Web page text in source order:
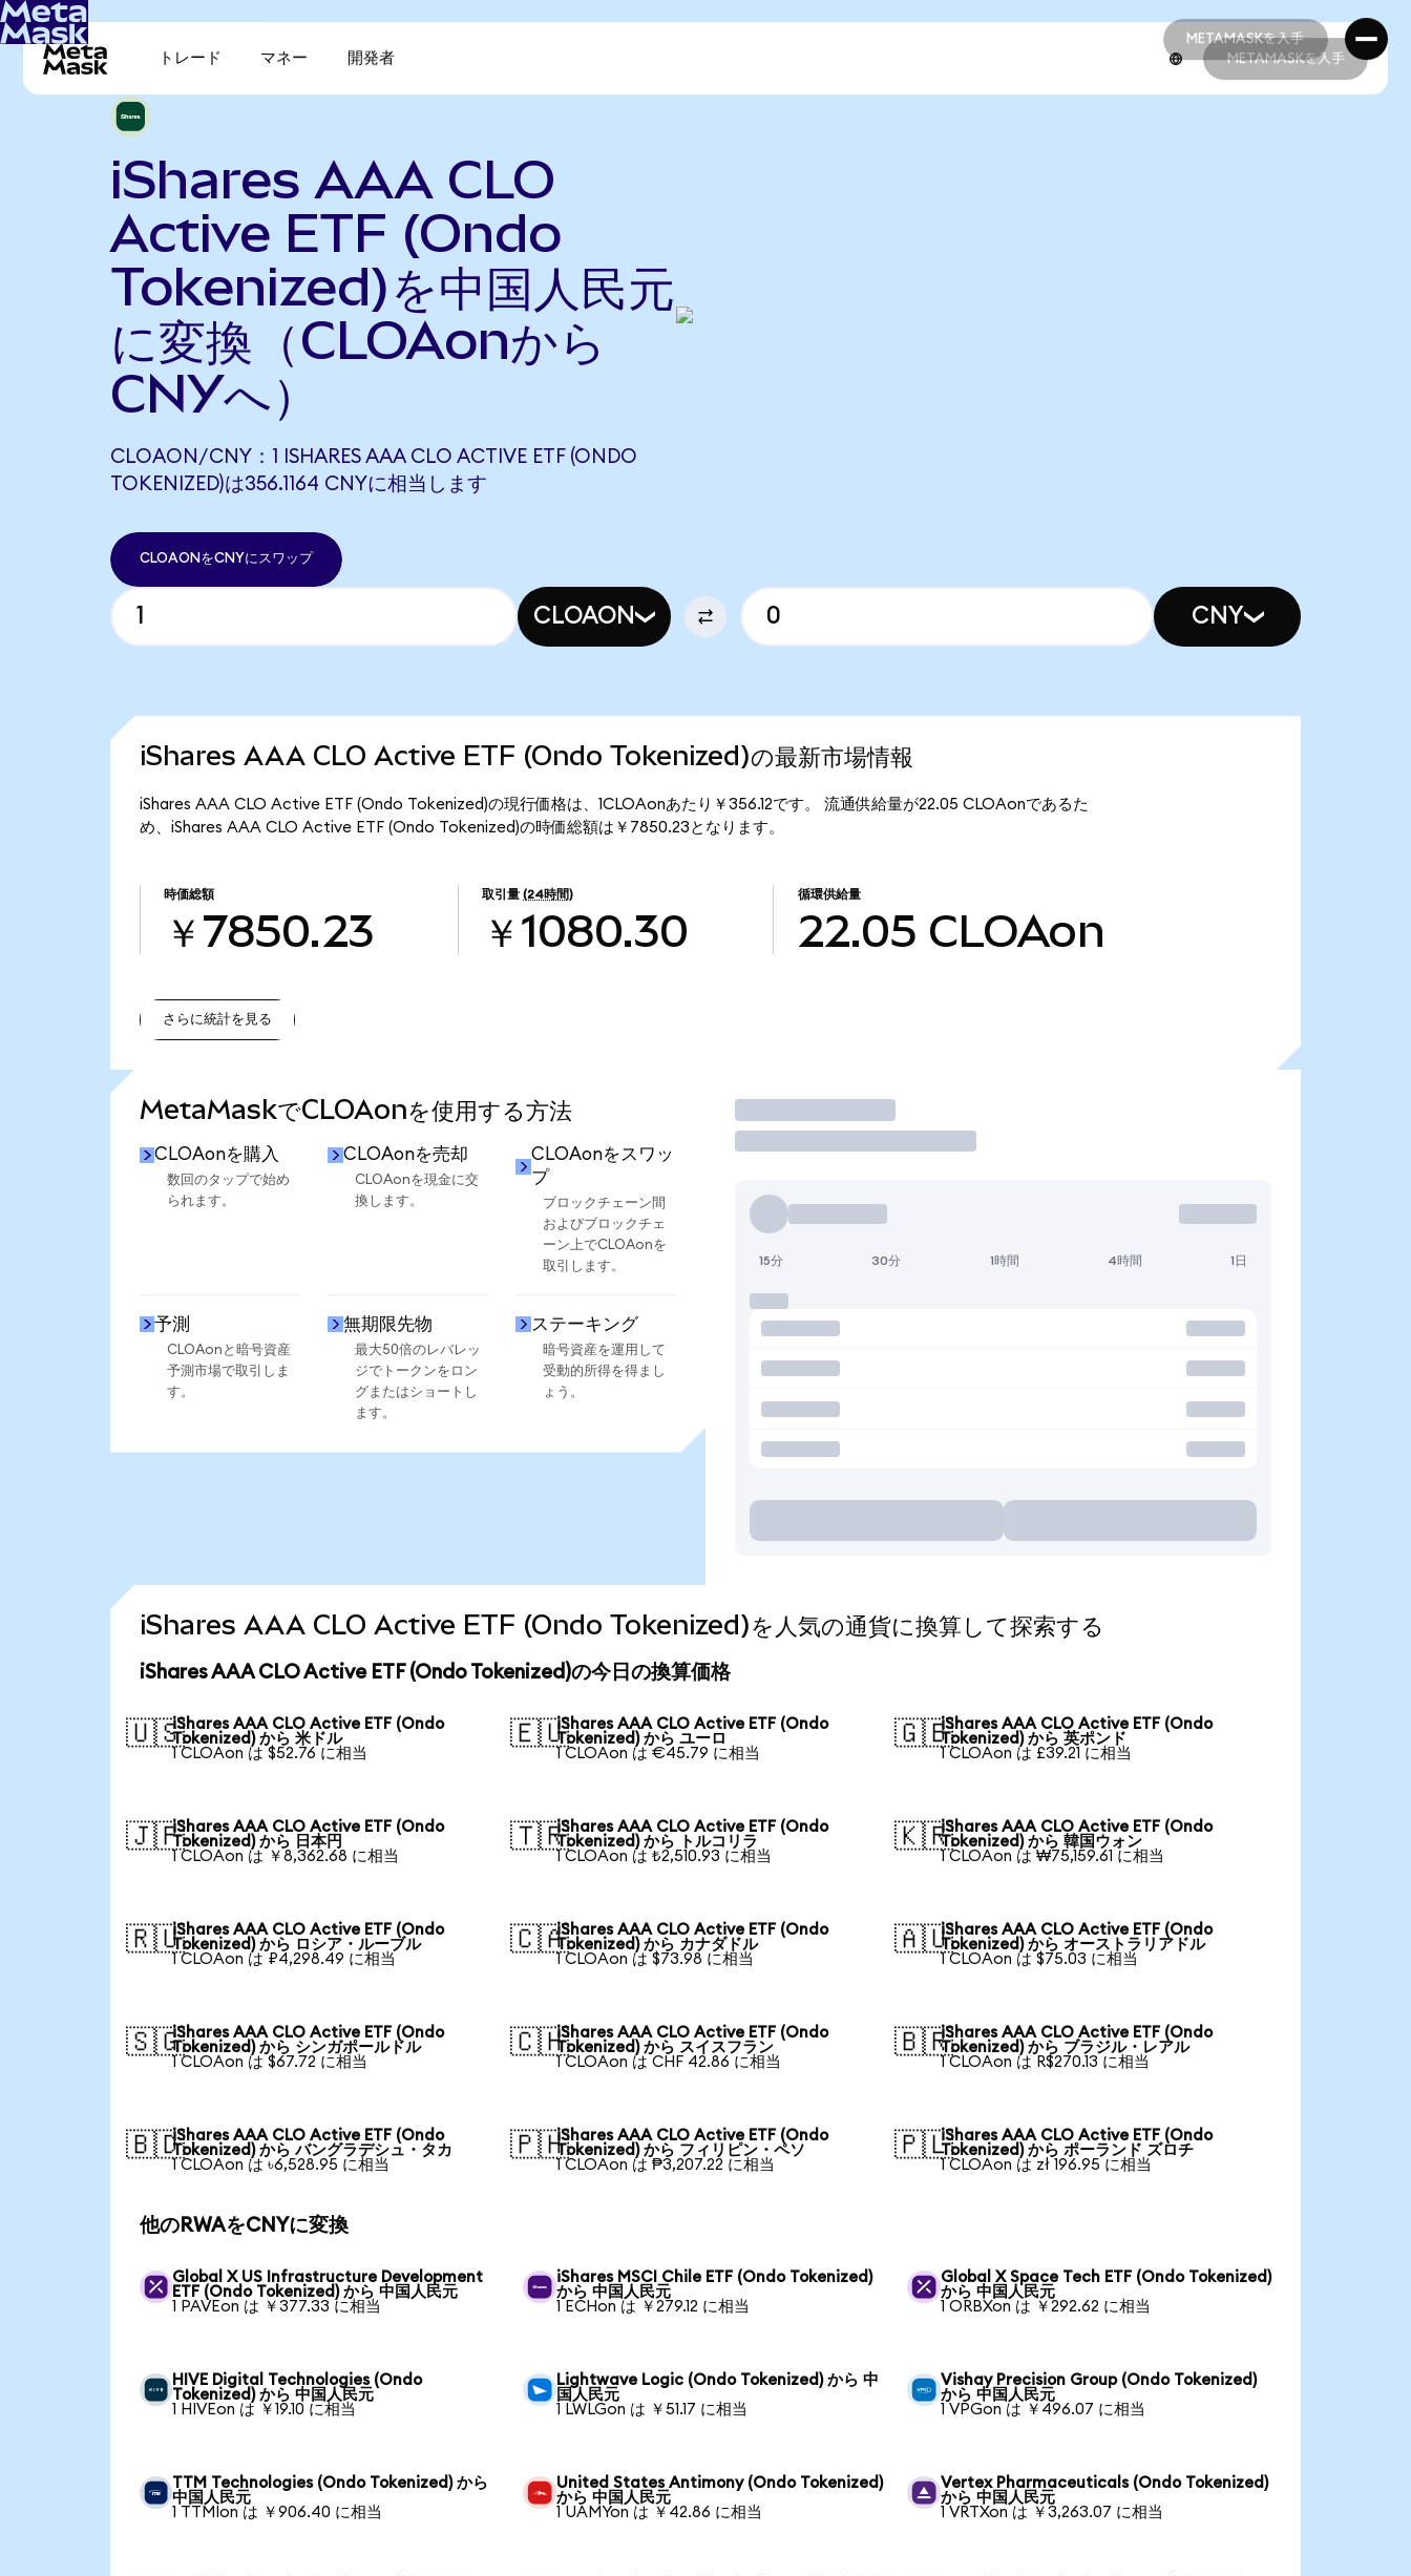
METAMASKを入手
METAMASKを入手
トレード マネー 開発者 METAMASKを入手
iShares AAA CLO
Active ETF (Ondo
Tokenized)を中国人民元
に変換（CLOAonから
CNYへ）
CLOAON/CNY：1 ISHARES AAA CLO ACTIVE ETF (ONDO
TOKENIZED)は356.1164 CNYに相当します
CLOAONをCNYにスワップ
CLOAON CNY
iShares AAA CLO Active ETF (Ondo Tokenized)の最新市場情報
iShares AAA CLO Active ETF (Ondo Tokenized)の現行価格は、1CLOAonあたり￥356.12です。 流通供給量が22.05 CLOAonであるた
め、iShares AAA CLO Active ETF (Ondo Tokenized)の時価総額は￥7850.23となります。
時価総額
￥7850.23
取引量 (24時間)
￥1080.30
循環供給量
22.05 CLOAon
さらに統計を見る
MetaMaskでCLOAonを使用する方法
CLOAonを購入
数回のタップで始め
られます。
CLOAonを売却
CLOAonを現金に交
換します。
CLOAonをスワッ
プ
ブロックチェーン間
およびブロックチェ
ーン上でCLOAonを
取引します。
予測
CLOAonと暗号資産
予測市場で取引しま
す。
無期限先物
最大50倍のレバレッ
ジでトークンをロン
グまたはショートし
ます。
ステーキング
暗号資産を運用して
受動的所得を得まし
ょう。
取引
15分 30分 1時間 4時間 1日
iShares AAA CLO Active ETF (Ondo Tokenized)を人気の通貨に換算して探索する
iShares AAA CLO Active ETF (Ondo Tokenized)の今日の換算価格
🇺🇸iShares AAA CLO Active ETF (Ondo
Tokenized) から 米ドル
1 CLOAon は $52.76 に相当
🇪🇺iShares AAA CLO Active ETF (Ondo
Tokenized) から ユーロ
1 CLOAon は €45.79 に相当
🇬🇧iShares AAA CLO Active ETF (Ondo
Tokenized) から 英ポンド
1 CLOAon は £39.21 に相当
🇯🇵iShares AAA CLO Active ETF (Ondo
Tokenized) から 日本円
1 CLOAon は ￥8,362.68 に相当
🇹🇷iShares AAA CLO Active ETF (Ondo
Tokenized) から トルコリラ
1 CLOAon は ₺2,510.93 に相当
🇰🇷iShares AAA CLO Active ETF (Ondo
Tokenized) から 韓国ウォン
1 CLOAon は ₩75,159.61 に相当
🇷🇺iShares AAA CLO Active ETF (Ondo
Tokenized) から ロシア・ルーブル
1 CLOAon は ₽4,298.49 に相当
🇨🇦iShares AAA CLO Active ETF (Ondo
Tokenized) から カナダドル
1 CLOAon は $73.98 に相当
🇦🇺iShares AAA CLO Active ETF (Ondo
Tokenized) から オーストラリアドル
1 CLOAon は $75.03 に相当
🇸🇬iShares AAA CLO Active ETF (Ondo
Tokenized) から シンガポールドル
1 CLOAon は $67.72 に相当
🇨🇭iShares AAA CLO Active ETF (Ondo
Tokenized) から スイスフラン
1 CLOAon は CHF 42.86 に相当
🇧🇷iShares AAA CLO Active ETF (Ondo
Tokenized) から ブラジル・レアル
1 CLOAon は R$270.13 に相当
🇧🇩iShares AAA CLO Active ETF (Ondo
Tokenized) から バングラデシュ・タカ
1 CLOAon は ৳6,528.95 に相当
🇵🇭iShares AAA CLO Active ETF (Ondo
Tokenized) から フィリピン・ペソ
1 CLOAon は ₱3,207.22 に相当
🇵🇱iShares AAA CLO Active ETF (Ondo
Tokenized) から ポーランド ズロチ
1 CLOAon は zł 196.95 に相当
他のRWAをCNYに変換
Global X US Infrastructure Development
ETF (Ondo Tokenized) から 中国人民元
1 PAVEon は ￥377.33 に相当
iShares MSCI Chile ETF (Ondo Tokenized)
から 中国人民元
1 ECHon は ￥279.12 に相当
Global X Space Tech ETF (Ondo Tokenized)
から 中国人民元
1 ORBXon は ￥292.62 に相当
HIVE Digital Technologies (Ondo
Tokenized) から 中国人民元
1 HIVEon は ￥19.10 に相当
Lightwave Logic (Ondo Tokenized) から 中
国人民元
1 LWLGon は ￥51.17 に相当
Vishay Precision Group (Ondo Tokenized)
から 中国人民元
1 VPGon は ￥496.07 に相当
TTM Technologies (Ondo Tokenized) から
中国人民元
1 TTMIon は ￥906.40 に相当
United States Antimony (Ondo Tokenized)
から 中国人民元
1 UAMYon は ￥42.86 に相当
Vertex Pharmaceuticals (Ondo Tokenized)
から 中国人民元
1 VRTXon は ￥3,263.07 に相当